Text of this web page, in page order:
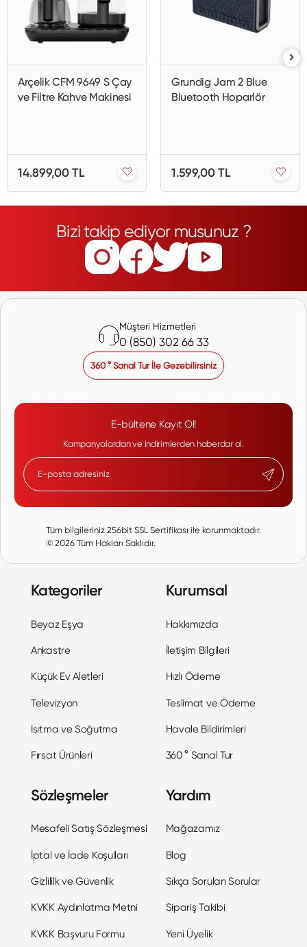
Arçelik CFM 9649 S Çay
ve Filtre Kahve Makinesi
14.899,00 TL
Grundig Jam 2 Blue
Bluetooth Hoparlör
1.599,00 TL
Bizi takip ediyor musunuz ?
Müşteri Hizmetleri
0 (850) 302 66 33
360 ° Sanal Tur İle Gezebilirsiniz
E-bültene Kayıt Ol!
Kampanyalardan ve indirimlerden haberdar ol.
Tüm bilgileriniz 256bit SSL Sertifikası ile korunmaktadır.
© 2026 Tüm Hakları Saklıdır.
Kategoriler
Beyaz Eşya
Ankastre
Küçük Ev Aletleri
Televizyon
Isıtma ve Soğutma
Fırsat Ürünleri
Kurumsal
Hakkımızda
İletişim Bilgileri
Hızlı Ödeme
Teslimat ve Ödeme
Havale Bildirimleri
360 ° Sanal Tur
Sözleşmeler
Mesafeli Satış Sözleşmesi
İptal ve İade Koşulları
Gizlililk ve Güvenlik
KVKK Aydınlatma Metni
KVKK Başvuru Formu
Yardım
Mağazamız
Blog
Sıkça Sorulan Sorular
Sipariş Takibi
Yeni Üyelik